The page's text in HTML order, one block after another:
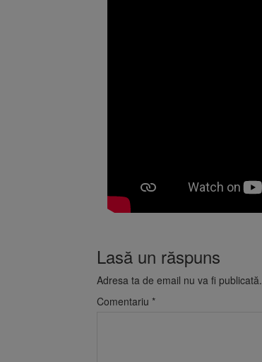
Lasă un răspuns
Adresa ta de email nu va fi publicată.
Comentariu *